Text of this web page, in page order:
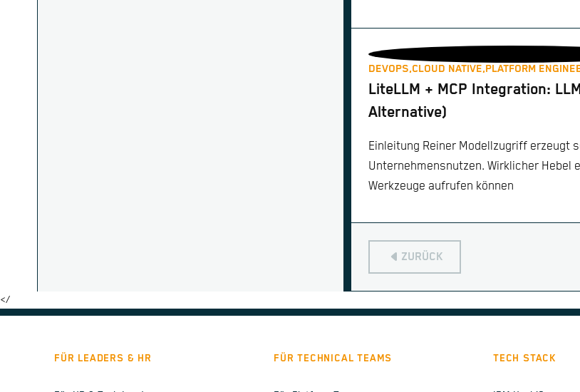
DEVOPS,CLOUD NATIVE,PLATFORM
LiteLLM + MCP Integration:
Alternative)
Einleitung Reiner Modellzugriff erzeugt
Unternehmensnutzen. Wirklicher
Werkzeuge aufrufen können
ZURÜCK
</
FÜR LEADERS & HR FÜR TECHNICAL TEAMS TECH STACK